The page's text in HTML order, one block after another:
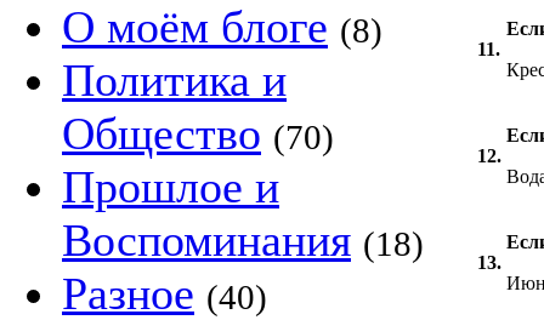
О моём блоге (8)
Политика и
Общество (70)
Прошлое и
Воспоминания (18)
Разное (40)
11.
12.
13.